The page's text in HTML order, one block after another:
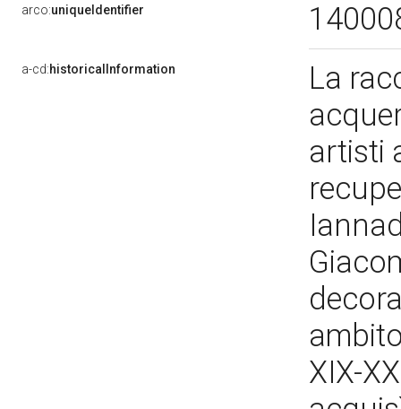
arco:uniqueIdentifier
a-cd:historicalInformation
La
artisti
XIX-